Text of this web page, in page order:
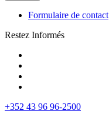
Formulaire de contact
Restez Informés
+352 43 96 96-2500